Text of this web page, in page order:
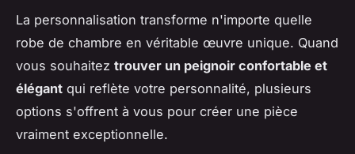
La personnalisation transforme n'importe quelle
robe de chambre en véritable œuvre unique. Quand
vous souhaitez trouver un peignoir confortable et
élégant qui reflète votre personnalité, plusieurs
options s'offrent à vous pour créer une pièce
vraiment exceptionnelle.